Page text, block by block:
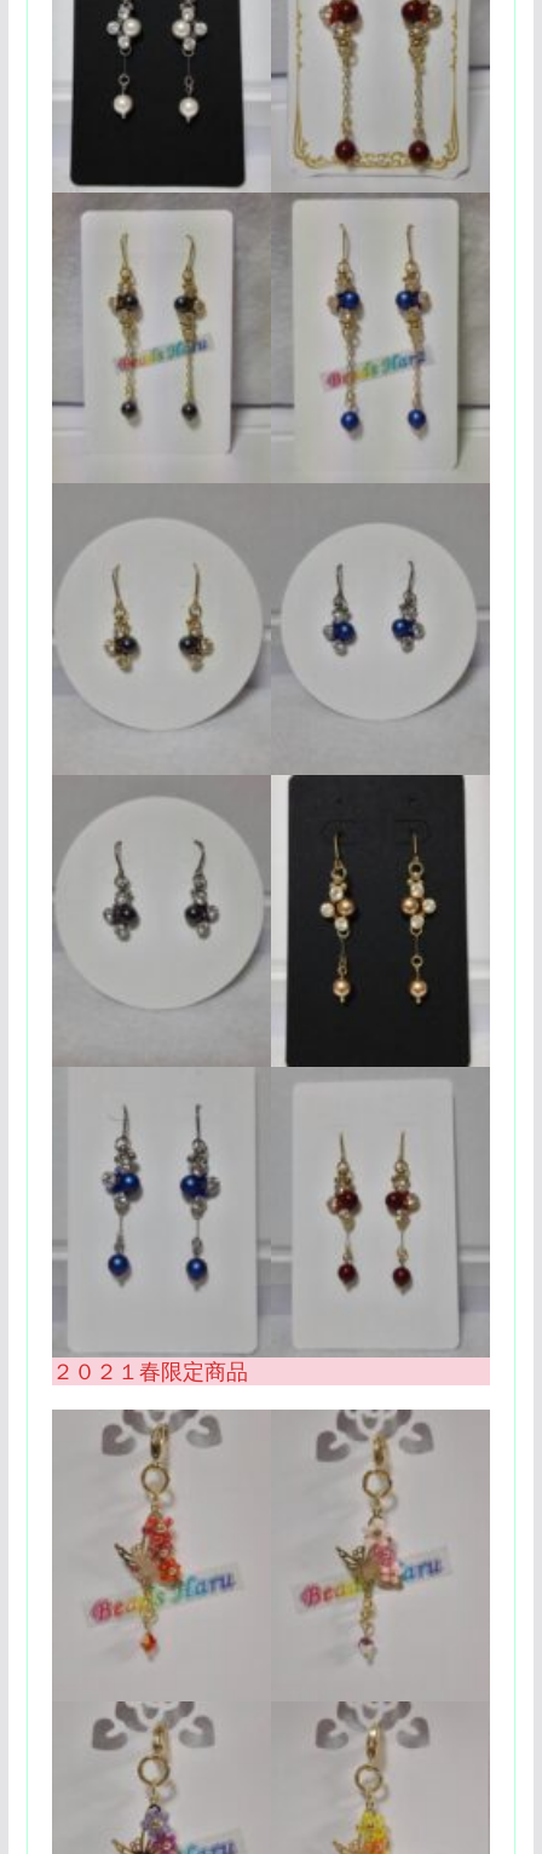
２０２１春限定商品